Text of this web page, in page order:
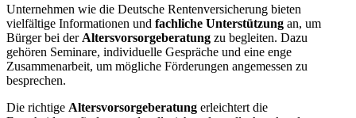
Unternehmen wie die Deutsche Rentenversicherung bieten
vielfältige Informationen und fachliche Unterstützung an, um
Bürger bei der Altersvorsorgeberatung zu begleiten. Dazu
gehören Seminare, individuelle Gespräche und eine enge
Zusammenarbeit, um mögliche Förderungen angemessen zu
besprechen.
Die richtige Altersvorsorgeberatung erleichtert die